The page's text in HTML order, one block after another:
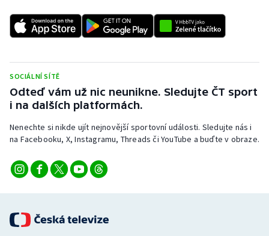
Volejbal
Ostatní
SOCIÁLNÍ SÍTĚ
Odteď vám už nic neunikne. Sledujte ČT sport
i na dalších platformách.
Nenechte si nikde ujít nejnovější sportovní události. Sledujte nás i
na Facebooku, X, Instagramu, Threads či YouTube a buďte v obraze.